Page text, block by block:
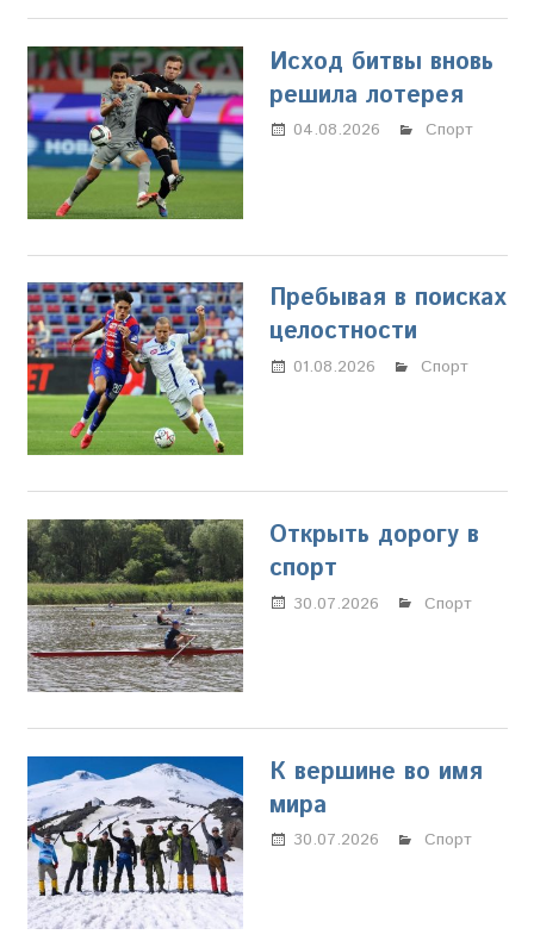
Исход битвы вновь
решила лотерея
04.08.2026
Марина
Спорт
Пребывая в поисках
целостности
01.08.2026
Марина
Спорт
Открыть дорогу в
спорт
30.07.2026
Марина
Спорт
К вершине во имя
мира
30.07.2026
Марина
Спорт